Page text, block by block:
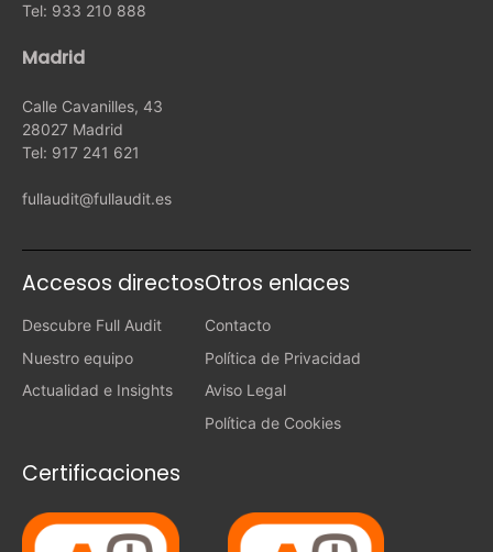
Tel: 933 210 888
Madrid
Calle Cavanilles, 43
28027 Madrid
Tel: 917 241 621
fullaudit@fullaudit.es
Accesos directos
Descubre Full Audit
Nuestro equipo
Actualidad e Insights
Otros enlaces
Contacto
Política de Privacidad
Aviso Legal
Política de Cookies
Certificaciones